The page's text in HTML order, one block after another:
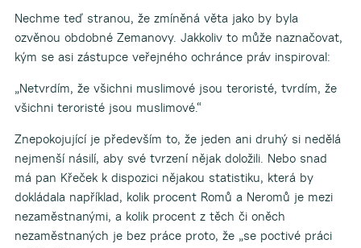
Nechme teď stranou, že zmíněná věta jako by byla
ozvěnou obdobné Zemanovy. Jakkoliv to může naznačovat,
kým se asi zástupce veřejného ochránce práv inspiroval:
„Netvrdím, že všichni muslimové jsou teroristé, tvrdím, že
všichni teroristé jsou muslimové.“
Znepokojující je především to, že jeden ani druhý si nedělá
nejmenší násilí, aby své tvrzení nějak doložili. Nebo snad
má pan Křeček k dispozici nějakou statistiku, která by
dokládala například, kolik procent Romů a Neromů je mezi
nezaměstnanými, a kolik procent z těch či oněch
nezaměstnaných je bez práce proto, že „se poctivé práci